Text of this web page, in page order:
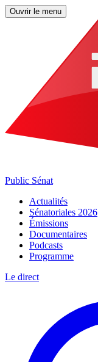
Ouvrir le menu
Public Sénat
Actualités
Sénatoriales 2026
Émissions
Documentaires
Podcasts
Programme
Le direct